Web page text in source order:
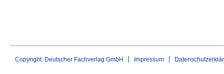
Copyright: Deutscher Fachverlag GmbH Impressum